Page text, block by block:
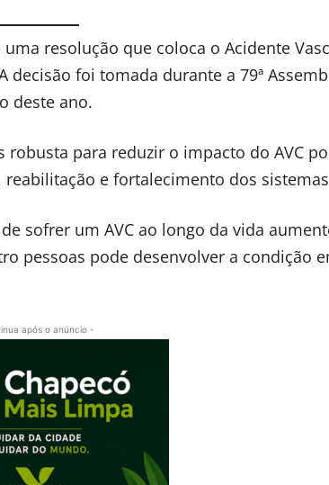
resolução que coloca o Acidente
decisão foi tomada durante a 79ª
deste ano.
para reduzir o impacto do AVC
e fortalecimento dos
sofrer um AVC ao longo da vida
pessoas pode desenvolver a condição
após o anúncio -